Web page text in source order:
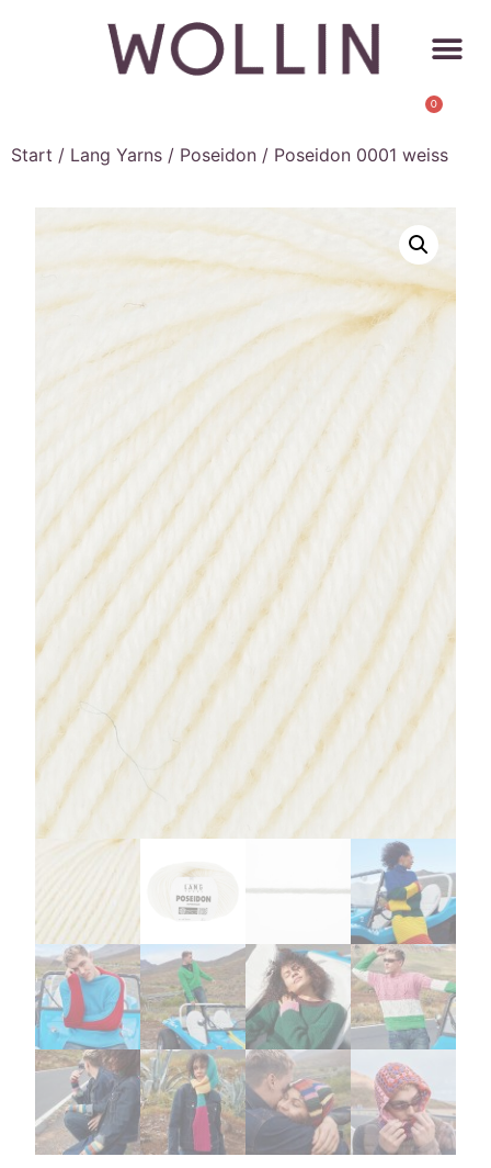
0
Start / Lang Yarns / Poseidon / Poseidon 0001 weiss